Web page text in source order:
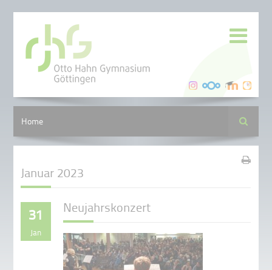
Home Suche
Januar 2023
31
Jan
Neujahrskonzert